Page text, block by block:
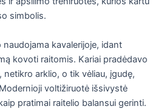
simbolis.
kavalerijoje, idant
kovoti raitomis. Kariai pradėdavo
arklio, o tik vėliau, įgudę,
voltižiruotė išsivystė
pratimai raitelio balansui gerinti.